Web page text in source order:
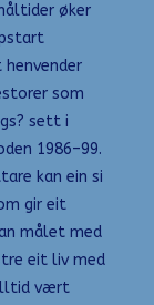
øker
henvender
som
sett i
1986–99.
kan ein si
gir eit
målet med
eit liv med
vært